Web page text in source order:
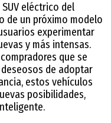
eléctrico del
de un próximo modelo
experimentar
y más intensas.
que se
de adoptar
estos vehículos
posibilidades,